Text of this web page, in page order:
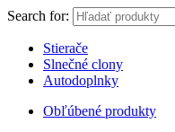
Search for:
Stierače
Slnečné clony
Autodoplnky
Obľúbené produkty